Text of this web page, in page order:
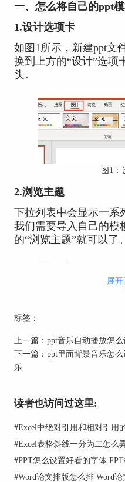
一、怎么将自己的ppt
1.设计选项卡
如图1所示，新建ppt文
换到上方的“设计”选项
头。
图1：
2.浏览主题
下拉列表中会显示一系
我们需要导入自己的模
的“浏览主题”就可以了。
在弹出的文本框中，选
点击“应用”命令即可。
展
标签：
上一篇： ppt音乐自动播放怎
下一篇： ppt里面背景音乐怎
乐
读者也访问过这里:
#Excel中绝对引用和相对引用
#Excel表格斜线一分为二怎么
#PPT怎么设置好看的字体
#Word论文排版怎么排 Word